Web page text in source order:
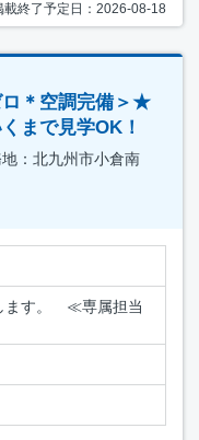
載終了予定日：2026-08-18
ロ＊空調完備＞★
まで見学OK！
：北九州市小倉南
ます。 ≪専属担当